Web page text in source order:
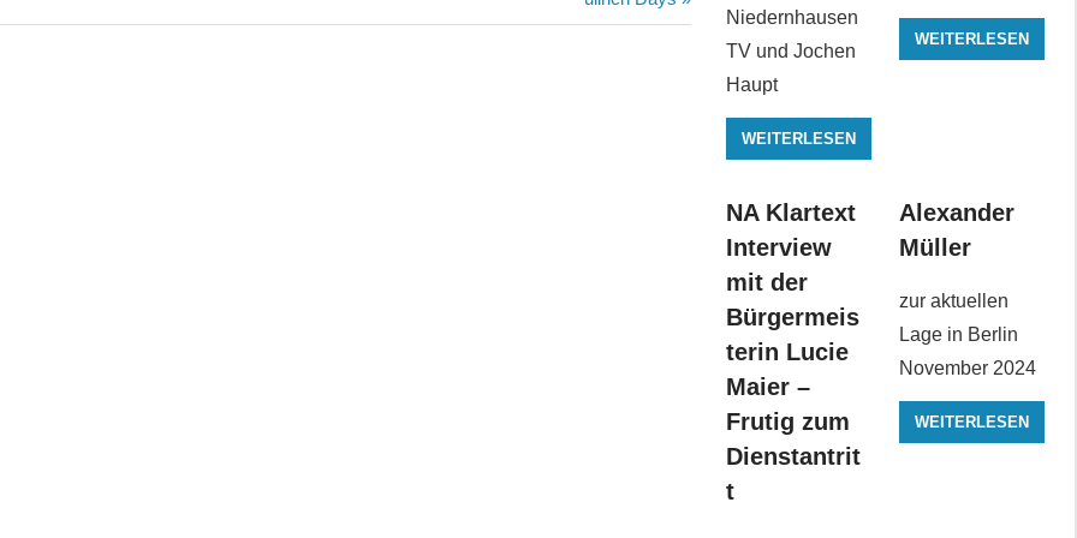
Beitrag:
Niedernhausen
TV und Jochen
Haupt
WEITERLESEN
WEITERLESEN
NA Klartext
Interview
mit der
Bürgermeis
terin Lucie
Maier –
Frutig zum
Dienstantrit
t
Alexander
Müller
zur aktuellen
Lage in Berlin
November 2024
WEITERLESEN